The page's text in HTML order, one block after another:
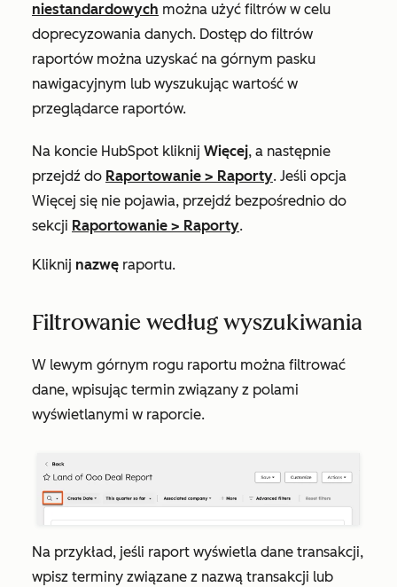
niestandardowych można użyć filtrów w celu
doprecyzowania danych. Dostęp do filtrów
raportów można uzyskać na górnym pasku
nawigacyjnym lub wyszukując wartość w
przeglądarce raportów.
Na koncie HubSpot kliknij Więcej, a następnie
przejdź do Raportowanie > Raporty. Jeśli opcja
Więcej się nie pojawia, przejdź bezpośrednio do
sekcji Raportowanie > Raporty.
Kliknij nazwę raportu.
Filtrowanie według wyszukiwania
W lewym górnym rogu raportu można filtrować
dane, wpisując termin związany z polami
wyświetlanymi w raporcie.
Na przykład, jeśli raport wyświetla dane transakcji,
wpisz terminy związane z nazwą transakcji lub